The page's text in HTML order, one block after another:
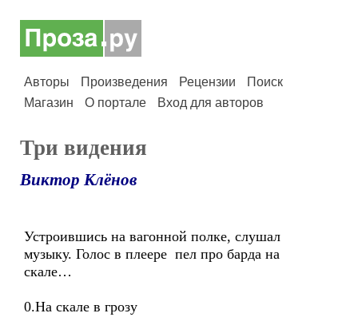
Авторы Произведения Рецензии
Поиск
Магазин
О портале Вход для авторов
Три видения
Виктор Клёнов
Устроившись на вагонной полке, слушал
музыку. Голос в плеере пел про барда на
скале…
0.На скале в грозу